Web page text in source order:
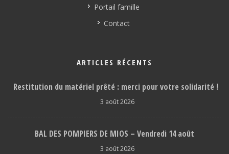
Portail famille
Contact
ARTICLES RÉCENTS
Restitution du matériel prêté : merci pour votre solidarité !
3 août 2026
BAL DES POMPIERS DE MIOS – Vendredi 14 août
3 août 2026